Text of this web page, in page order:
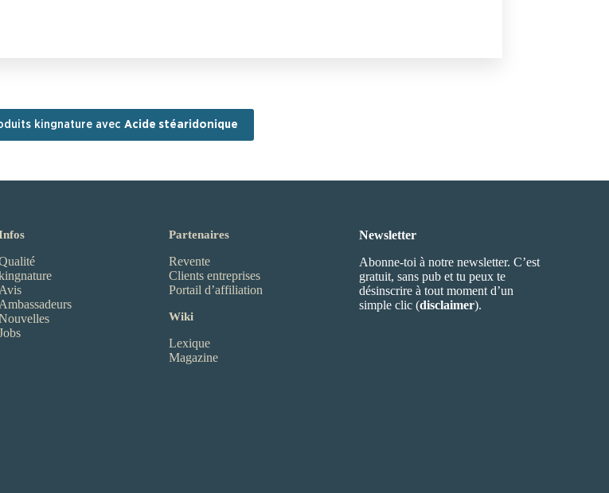
kingnature avec Acide stéaridonique
Avis
Ambassadeurs
Partenaires
Revente
Clients entreprises
Portail d’affiliation
Wiki
Lexique
Magazine
Newsletter
Abonne-toi à notre newsletter. C’est
gratuit, sans pub et tu peux te
désinscrire à tout moment d’un
simple clic (disclaimer).